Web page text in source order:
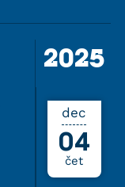
2025
dec
04
čet